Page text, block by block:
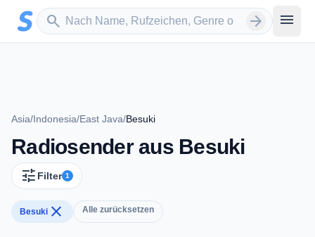
Zum Hauptinhalt springen
search
Sender suchen arrow_forward menu
Asia/Indonesia/East Java/Besuki
Radiosender aus Besuki
tune Filter 1
Besuki close Alle zurücksetzen